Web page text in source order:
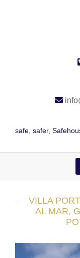
safe, safer,
VILLA
AL MAR,